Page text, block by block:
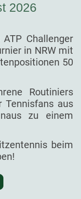
2026
Challenger
in NRW mit
50
Routiniers
Tennisfans aus
zu einem
beim